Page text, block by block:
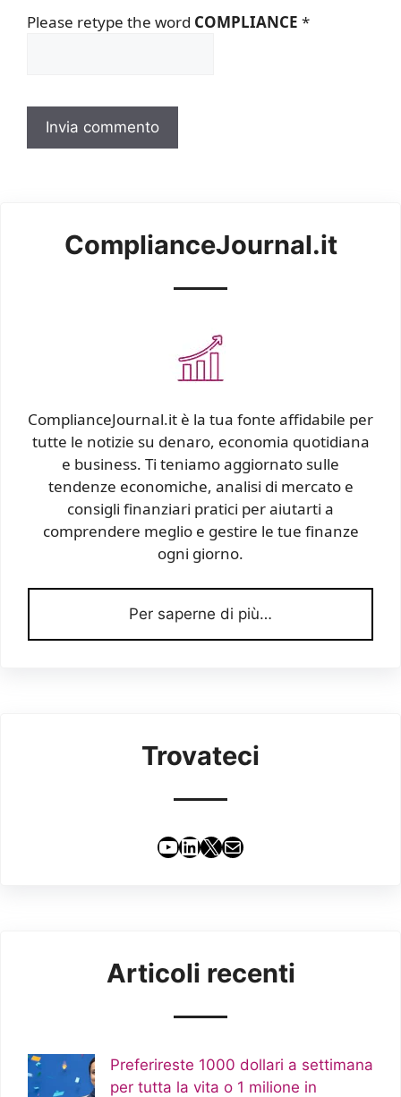
Please retype the word COMPLIANCE *
ComplianceJournal.it
ComplianceJournal.it è la tua fonte affidabile per
tutte le notizie su denaro, economia quotidiana
e business. Ti teniamo aggiornato sulle
tendenze economiche, analisi di mercato e
consigli finanziari pratici per aiutarti a
comprendere meglio e gestire le tue finanze
ogni giorno.
Per saperne di più…
Trovateci
YouTube
LinkedIn
X Email
Articoli recenti
Preferireste 1000 dollari a settimana
per tutta la vita o 1 milione in